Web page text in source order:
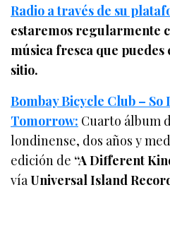
Radio a través de su
estaremos regularmente
música fresca que
sitio.
Bombay Bicycle Club – So
Tomorrow: Cuarto álbum
londinense, dos años y
edición de “A Different
víaUniversal Island